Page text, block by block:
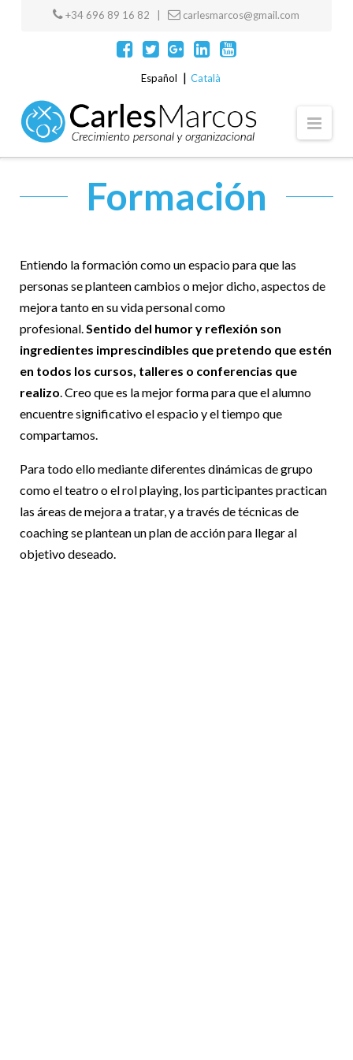
+34 696 89 16 82 | carlesmarcos@gmail.com
Español Català
Formación
Entiendo la formación como un espacio para que las
personas se planteen cambios o mejor dicho, aspectos de
mejora tanto en su vida personal como
profesional.Sentido del humor y reflexión son
ingredientes imprescindibles que pretendo que estén
en todos los cursos, talleres o conferencias que
realizo. Creo que es la mejor forma para que el alumno
encuentre significativo el espacio y el tiempo que
compartamos.
Para todo ello mediante diferentes dinámicas de grupo
como el teatro o el rol playing, los participantes practican
las áreas de mejora a tratar, y a través de técnicas de
coaching se plantean un plan de acción para llegar al
objetivo deseado.